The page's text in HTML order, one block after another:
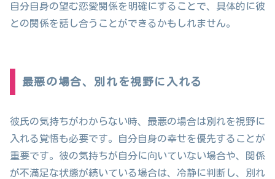
自分自身の望む恋愛関係を明確にすることで、具体的に彼
との関係を話し合うことができるかもしれません。
最悪の場合、別れを視野に入れる
彼氏の気持ちがわからない時、最悪の場合は別れを視野に
入れる覚悟も必要です。自分自身の幸せを優先することが
重要です。彼の気持ちが自分に向いていない場合や、関係
が不満足な状態が続いている場合は、冷静に判断し、別れ